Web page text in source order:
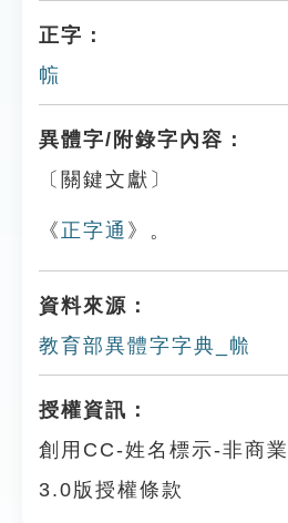
正字：
㡆
異體字/附錄字內容：
〔關鍵文獻〕
《 正字通 》。
資料來源：
教育部異體字字典_㡃
授權資訊：
創用CC-姓名標示-非商
3.0版授權條款